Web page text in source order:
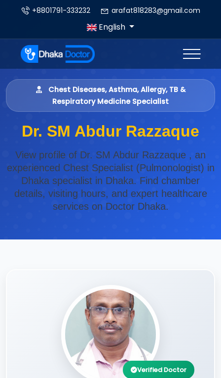
+8801791-333232 arafat818283@gmail.com
English
Chest Diseases, Asthma, Allergy, TB &
Respiratory Medicine Specialist
Dr. SM Abdur Razzaque
View profile of Dr. SM Abdur Razzaque , an
experienced Chest Specialist (Pulmonologist) in
Dhaka specialist in Dhaka. Find chamber
details, visiting hours, and expert healthcare
services on Doctor Dhaka.
Verified Doctor